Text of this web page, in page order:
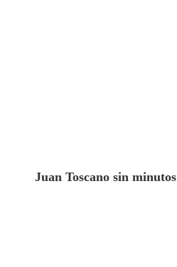
Juan Toscano sin minutos